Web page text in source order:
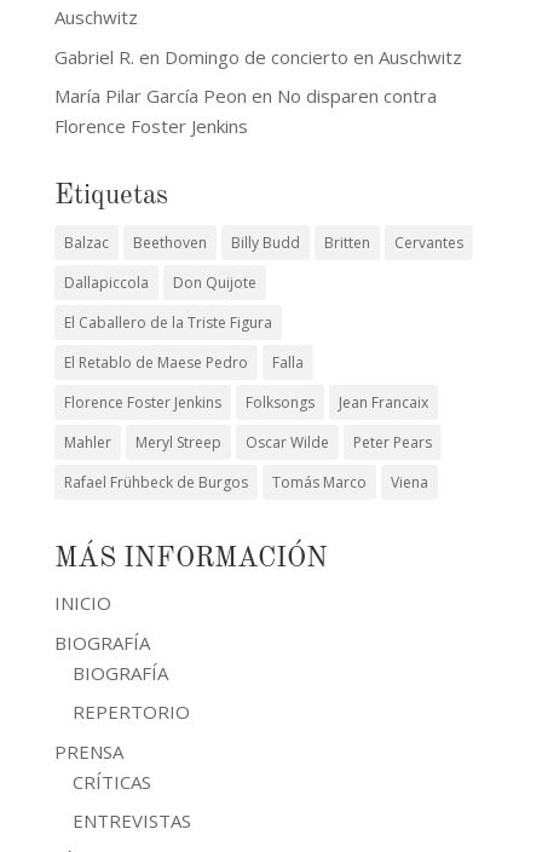
Auschwitz
Gabriel R. en Domingo de concierto en Auschwitz
María Pilar García Peon en No disparen contra
Florence Foster Jenkins
Etiquetas
Balzac Beethoven Billy Budd Britten
Cervantes
Dallapiccola
Don Quijote
El Caballero de la Triste Figura
El Retablo de Maese Pedro
Falla
Florence Foster Jenkins
Folksongs
Jean Francaix
Mahler
Meryl Streep Oscar Wilde
Peter Pears
Rafael Frühbeck de Burgos
Tomás Marco Viena
MÁS INFORMACIÓN
INICIO
BIOGRAFÍA
BIOGRAFÍA
REPERTORIO
PRENSA
CRÍTICAS
ENTREVISTAS